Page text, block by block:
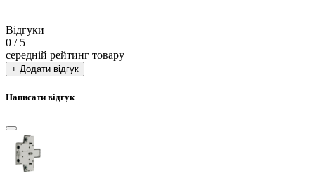
Відгуки
0 / 5
середній рейтинг товару
+ Додати відгук
Написати відгук